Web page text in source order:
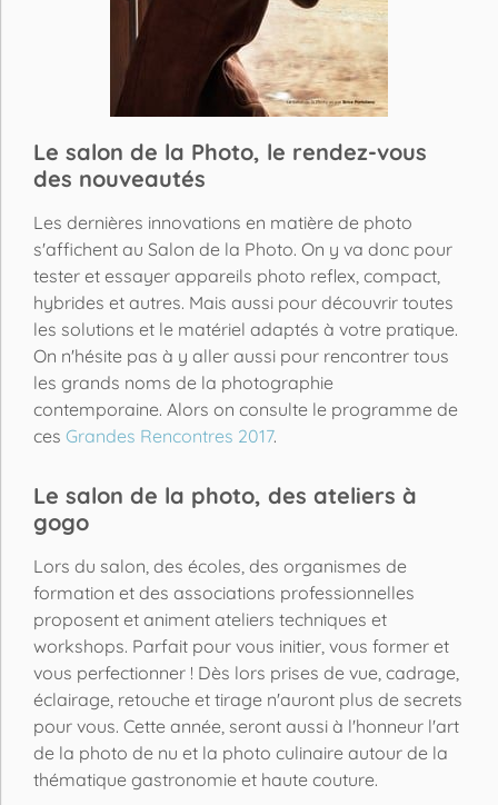
Le salon de la Photo, le rendez-vous
des nouveautés
Les dernières innovations en matière de photo
s'affichent au Salon de la Photo. On y va donc pour
tester et essayer appareils photo reflex, compact,
hybrides et autres. Mais aussi pour découvrir toutes
les solutions et le matériel adaptés à votre pratique.
On n'hésite pas à y aller aussi pour rencontrer tous
les grands noms de la photographie
contemporaine. Alors on consulte le programme de
ces Grandes Rencontres 2017.
Le salon de la photo, des ateliers à
gogo
Lors du salon, des écoles, des organismes de
formation et des associations professionnelles
proposent et animent ateliers techniques et
workshops. Parfait pour vous initier, vous former et
vous perfectionner ! Dès lors prises de vue, cadrage,
éclairage, retouche et tirage n'auront plus de secrets
pour vous. Cette année, seront aussi à l'honneur l'art
de la photo de nu et la photo culinaire autour de la
thématique gastronomie et haute couture.